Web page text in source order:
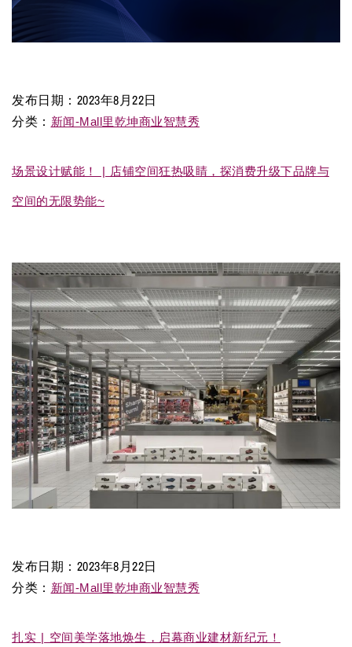
发布日期： 2023年8月22日
分类： 新闻-Mall里乾坤商业智慧秀
场景设计赋能！ | 店铺空间狂热吸睛，探消费升级下品牌与
空间的无限势能~
发布日期： 2023年8月22日
分类： 新闻-Mall里乾坤商业智慧秀
扎实 | 空间美学落地焕生，启幕商业建材新纪元！